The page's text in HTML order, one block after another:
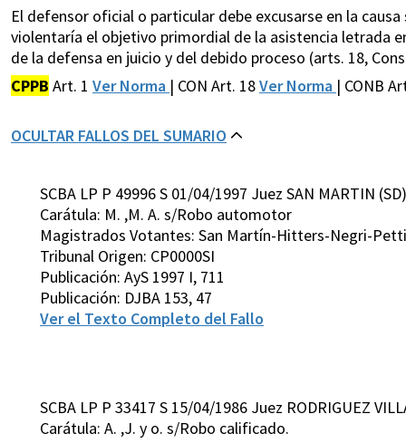
El defensor oficial o particular debe excusarse en la
violentaría el objetivo primordial de la asistencia letrada
de la defensa en juicio y del debido proceso (arts. 18,
CPPB Art. 1 Ver Norma | CON Art. 18Ver Norma | CONB
OCULTAR FALLOS DEL SUMARIO
SCBA LP P 49996 S 01/04/1997 Juez SAN MARTIN (SD)
Carátula: M. ,M. A. s/Robo automotor
Magistrados Votantes: San Martín-Hitters-Negri-
Tribunal Origen: CP0000SI
Publicación: AyS 1997 I, 711
Publicación: DJBA 153, 47
Ver el Texto Completo del Fallo
SCBA LP P 33417 S 15/04/1986 Juez RODRIGUEZ
Carátula: A. ,J. y o. s/Robo calificado.